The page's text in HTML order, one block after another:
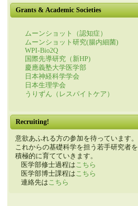
Grants & Academic Societies
ムーンショット（認知症）
ムーンショット研究(腸内細菌)
WPI-Bio2Q
国際先導研究（新HP)
慶應義塾大学医学部
日本神経科学学会
日本生理学会
うりずん（レスパイトケア）
Recruiting!
意欲あふれる方の参加を待っています。
これからの基礎科学を担う若手研究者を
積極的に育てていきます。
医学部修士過程は こちら
医学部博士課程は こちら
連絡先は こちら